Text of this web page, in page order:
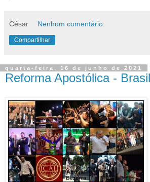
César Nenhum comentário:
Compartilhar
quarta-feira, 16 de junho de 2021
Reforma Apostólica -